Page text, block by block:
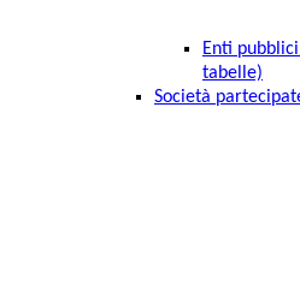
Enti
tabelle)
Società